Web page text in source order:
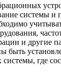
системы и
и другие
быть
где